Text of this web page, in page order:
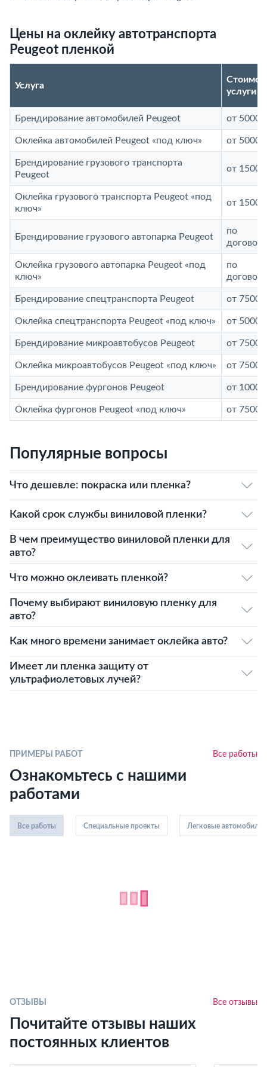
Цены на оклейку автотранспорта
Peugeot пленкой
Услуга
услуги
Брендирование автомобилей Peugeot от 5000
Оклейка автомобилей Peugeot «под ключ» от 5000
Брендирование грузового транспорта
Peugeot
от
Оклейка грузового транспорта Peugeot «под
ключ»
от
Брендирование грузового автопарка Peugeot
по
Оклейка грузового автопарка Peugeot «под
ключ»
по
Брендирование спецтранспорта Peugeot от 7500
Оклейка спецтранспорта Peugeot «под ключ» от 5000
Брендирование микроавтобусов Peugeot от 7500
Оклейка микроавтобусов Peugeot «под ключ» от 7500
Брендирование фургонов Peugeot от
Оклейка фургонов Peugeot «под ключ» от 7500
Популярные вопросы
Что дешевле: покраска или пленка?
Какой срок службы виниловой пленки?
В чем преимущество виниловой пленки для
авто?
Что можно оклеивать пленкой?
Почему выбирают виниловую пленку для
авто?
Как много времени занимает оклейка авто?
Имеет ли пленка защиту от
ультрафиолетовых лучей?
ПРИМЕРЫ РАБОТ Все работы
Ознакомьтесь с нашими
работами
Все работы Специальные проекты Легковые автомобили
ОТЗЫВЫ Все отзывы
Почитайте отзывы наших
постоянных клиентов